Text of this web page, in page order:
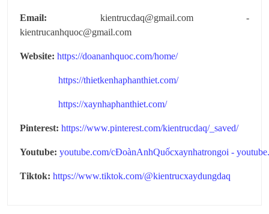
Email: kientrucdaq@gmail.com -
kientrucanhquoc@gmail.com
Website: https://doananhquoc.com/home/
https://thietkenhaphanthiet.com/
https://xaynhaphanthiet.com/
Pinterest: https://www.pinterest.com/kientrucdaq/_saved/
Youtube: youtube.com/cĐoànAnhQuốcxaynhatrongoi -
Tiktok: https://www.tiktok.com/@kientrucxaydungdaq